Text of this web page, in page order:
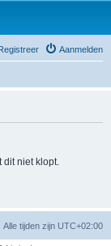
Aanmelden
dit niet klopt.
Alle tijden zijn UTC+02:00